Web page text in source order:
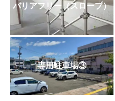
バリアフリー（スロープ）
専用駐車場③